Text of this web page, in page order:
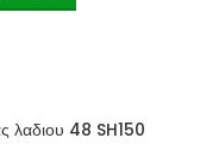
λαδιου 48 SH150